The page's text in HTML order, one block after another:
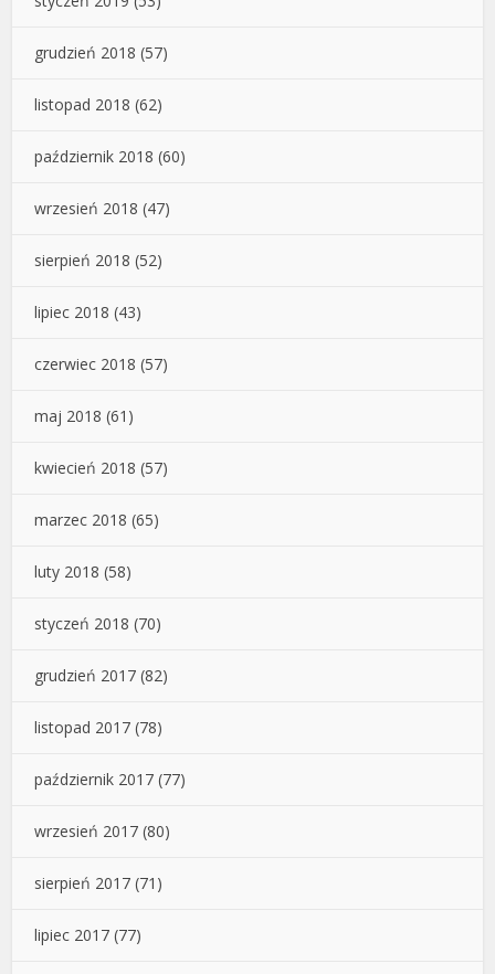
grudzień 2018 (57)
listopad 2018 (62)
październik 2018 (60)
wrzesień 2018 (47)
sierpień 2018 (52)
lipiec 2018 (43)
czerwiec 2018 (57)
maj 2018 (61)
kwiecień 2018 (57)
marzec 2018 (65)
luty 2018 (58)
styczeń 2018 (70)
grudzień 2017 (82)
listopad 2017 (78)
październik 2017 (77)
wrzesień 2017 (80)
sierpień 2017 (71)
lipiec 2017 (77)